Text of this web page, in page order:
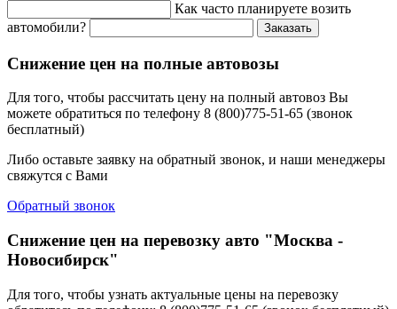
Как часто планируете возить
автомобили?
Заказать
Снижение цен на полные автовозы
Для того, чтобы рассчитать цену на полный автовоз Вы
можете обратиться по телефону 8 (800)775-51-65 (звонок
бесплатный)
Либо оставьте заявку на обратный звонок, и наши менеджеры
свяжутся с Вами
Обратный звонок
Снижение цен на перевозку авто "Москва -
Новосибирск"
Для того, чтобы узнать актуальные цены на перевозку